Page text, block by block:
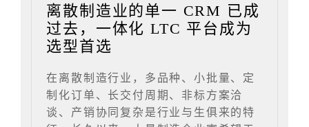
离散制造业的单一 CRM 已成
过去，一体化 LTC 平台成为
选型首选
在离散制造行业，多品种、小批量、定
制化订单、长交付周期、非标方案洽
谈、产销协同复杂是行业与生俱来的特